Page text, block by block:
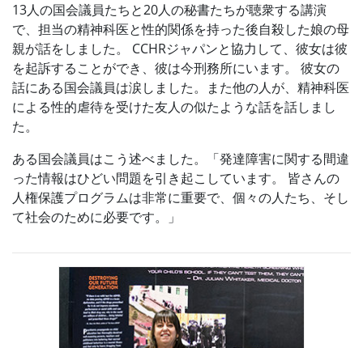
13人の国会議員たちと20人の秘書たちが聴衆する講演
で、担当の精神科医と性的関係を持った後自殺した娘の母
親が話をしました。 CCHRジャパンと協力して、彼女は彼
を起訴することができ、彼は今刑務所にいます。 彼女の
話にある国会議員は涙しました。また他の人が、精神科医
による性的虐待を受けた友人の似たような話を話しまし
た。
ある国会議員はこう述べました。「発達障害に関する間違
った情報はひどい問題を引き起こしています。 皆さんの
人権保護プログラムは非常に重要で、個々の人たち、そし
て社会のために必要です。」